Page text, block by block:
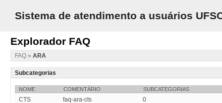
Sistema de atendimento a usuários
Explorador FAQ
FAQ » ARA
Subcategorias
NOME COMENTÁRIO SUBCATEGORIAS
CTS faq-ara-cts 0